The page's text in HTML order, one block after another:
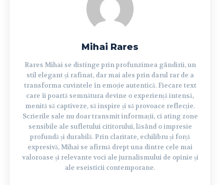
Mihai Rares
Rares Mihai se distinge prin profunzimea gândirii, un
stil elegant și rafinat, dar mai ales prin darul rar de a
transforma cuvintele în emoție autentică. Fiecare text
care îi poartă semnătura devine o experiență intensă,
menită să captiveze, să inspire și să provoace reflecție.
Scrierile sale nu doar transmit informații, ci ating zone
sensibile ale sufletului cititorului, lăsând o impresie
profundă și durabilă. Prin claritate, echilibru și forță
expresivă, Mihai se afirmă drept una dintre cele mai
valoroase și relevante voci ale jurnalismului de opinie și
ale eseisticii contemporane.